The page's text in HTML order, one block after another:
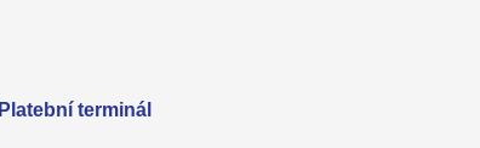
Platební terminál